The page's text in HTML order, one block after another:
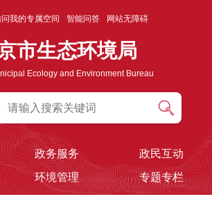
我的专属空间 智能问答 网站无障碍
市生态环境局
Ecology and Environment Bureau
政务服务
政民互动
环境管理 专题专栏